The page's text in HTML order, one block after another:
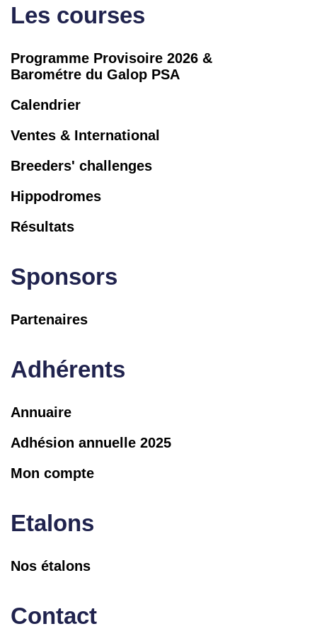
Les courses
Programme Provisoire 2026 &
Barométre du Galop PSA
Calendrier
Ventes & International
Breeders' challenges
Hippodromes
Résultats
Sponsors
Partenaires
Adhérents
Annuaire
Adhésion annuelle 2025
Mon compte
Etalons
Nos étalons
Contact